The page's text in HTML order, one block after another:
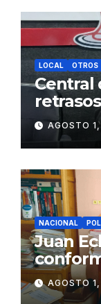
LOCAL OTROS
Central
de
Juliaca
AGOSTO
NACIONAL
Juan
Fujimori
AGOSTO